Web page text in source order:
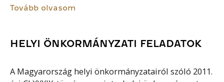
Tovább olvasom
HELYI ÖNKORMÁNYZATI FELADATOK
A Magyarország helyi önkormányzatairól szóló 2011.